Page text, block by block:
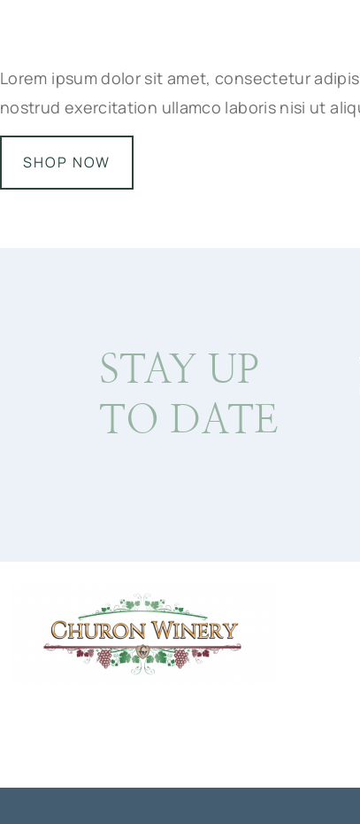
Lorem ipsum dolor sit amet, consectetur
nostrud exercitation ullamco laboris nisi ut
SHOP NOW
STAY UP
TO DATE